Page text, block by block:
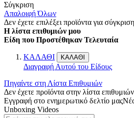
Σύγκριση
Απαλοιφή Όλων
Δεν έχετε επιλέξει προϊόντα για
Η λίστα επιθυμιών μου
Είδη που Προστέθηκαν Τελευταία
ΚΑΛΑΘΙ ΚΑΛΑΘΙ
Διαγραφή Αυτού του Είδους
Πηγαίντε στη Λίστα Επιθυμιών
Δεν έχετε προϊόντα στην λίστα
Εγγραφή στο ενημερωτικό δελτίο μας
Unboxing Videos